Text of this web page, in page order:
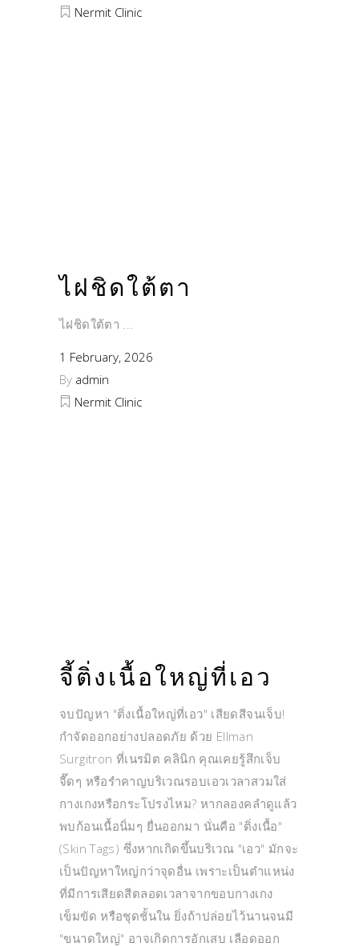
Nermit Clinic
ไฝชิดใต้ตา
ไฝชิดใต้ตา
1 February, 2026
By admin
Nermit Clinic
จี้ติ่งเนื้อใหญ่ที่เอว
จบปัญหา "ติ่งเนื้อใหญ่ที่เอว" เสียดสีจนเจ็บ!
กำจัดออกอย่างปลอดภัย ด้วย Ellman
Surgitron ที่เนรมิต คลินิก คุณเคยรู้สึกเจ็บ
จี๊ดๆ หรือรำคาญบริเวณรอบเอวเวลาสวมใส่
กางเกงหรือกระโปรงไหม? หากลองคลำดูแล้ว
พบก้อนเนื้อนิ่มๆ ยื่นออกมา นั่นคือ "ติ่งเนื้อ"
(Skin Tags) ซึ่งหากเกิดขึ้นบริเวณ "เอว" มักจะ
เป็นปัญหาใหญ่กว่าจุดอื่น เพราะเป็นตำแหน่ง
ที่มีการเสียดสีตลอดเวลาจากขอบกางเกง
เข็มขัด หรือชุดชั้นใน ยิ่งถ้าปล่อยไว้นานจนมี
"ขนาดใหญ่" อาจเกิดการอักเสบ เลือดออก